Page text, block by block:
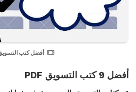
أفضل كتب
أفضل 9 كتب التسويق PDF